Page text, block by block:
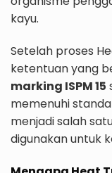
kayu.
Setelah proses
ketentuan yang
marking ISPM 15
memenuhi
menjadi salah
digunakan untuk